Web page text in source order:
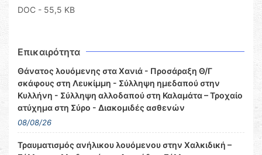
DOC - 55,5 KB
Επικαιρότητα
Θάνατος λουόμενης στα Χανιά - Προσάραξη Θ/Γ
σκάφους στη Λευκίμμη - Σύλληψη ημεδαπού στην
Κυλλήνη - Σύλληψη αλλοδαπού στη Καλαμάτα – Τροχαίο
ατύχημα στη Σύρο - Διακομιδές ασθενών
08/08/26
Τραυματισμός ανήλικου λουόμενου στην Χαλκιδική –